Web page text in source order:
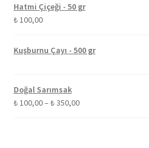
-
Hatmi Çiçeği - 50 gr
₺100,00
Kuşburnu Çayı - 500 gr
Doğal Sarımsak
₺100,00– ₺350,00Fiyat